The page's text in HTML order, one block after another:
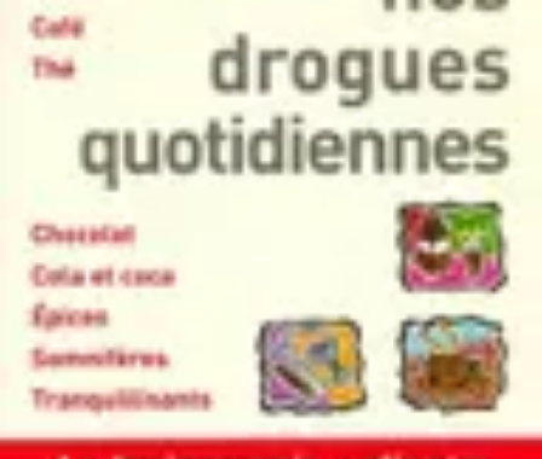
Astuces Pour Économiser
Économies Quotidiennes
Énergie Astuces Quotidiennes
Alimentation
et Cuisine
Astuces Pour Économiser